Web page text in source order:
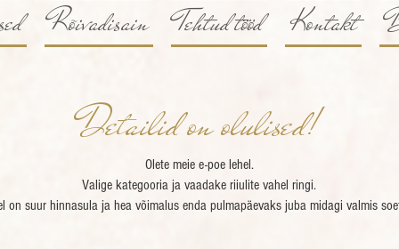
Detailid on olulised!
Olete meie e-poe lehel.
Valige kategooria ja vaadake riiulite vahel ringi.
on suur hinnasula ja hea võimalus enda pulmapäevaks juba midagi valmis
Rõivadisain Tehtud tööd Kontakt